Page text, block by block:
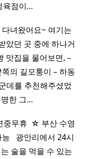
육점이…
다녀왔어요~ 여기는
았던 곳 중에 하나거
맛집을 물어보면, –
의 길모퉁이 – 하동
데를 추천해주셨었
한 그…
중무휴 ​ ☆ 부산 수영
광안리에서 24시
술을 먹을 수 있는